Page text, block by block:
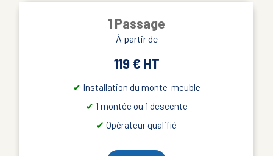
1 Passage
À partir de
119 € HT
✔︎ Installation du monte-meuble
✔︎ 1 montée ou 1 descente
✔︎ Opérateur qualifié